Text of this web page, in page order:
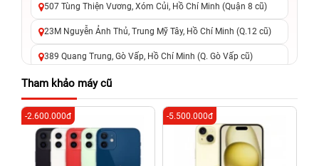
507 Tùng Thiện Vương, Xóm Củi, Hồ Chí Minh (Quận 8 cũ)
23M Nguyễn Ảnh Thủ, Trung Mỹ Tây, Hồ Chí Minh (Q.12 cũ)
389 Quang Trung, Gò Vấp, Hồ Chí Minh (Q. Gò Vấp cũ)
625 - 625A Âu Cơ, Tân Phú, Hồ Chí Minh (Quận Tân Phú cũ)
326 Lê Văn Việt, Tăng Nhơn Phú, Hồ Chí Minh (Q.9 TP. Thủ
Đức cũ)
256 Võ Văn Ngân, Thủ Đức, Hồ Chí Minh (Bình Thọ, TP. Thủ
Tham khảo máy cũ
-2.600.000đ -5.500.000đ